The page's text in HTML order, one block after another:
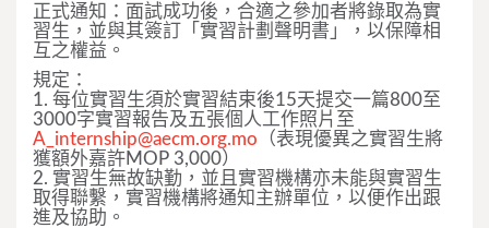
正式通知：面試成功後，合適之參加者將錄取為實
習生，並與其簽訂「實習計劃聲明書」，以保障相
互之權益。
規定：
1. 每位實習生須於實習結束後15天提交一篇800至
3000字實習報告及五張個人工作照片至
A_internship@aecm.org.mo （表現優異之實習生將
獲額外嘉許MOP 3,000）
2. 實習生無故缺勤，並且實習機構亦未能與實習生
取得聯繫，實習機構將通知主辦單位，以便作出跟
進及協助。